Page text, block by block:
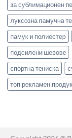
за сублимационен
луксозна памучна
памук и полиестер
подсилени шевове
спортна тениска
топ рекламен